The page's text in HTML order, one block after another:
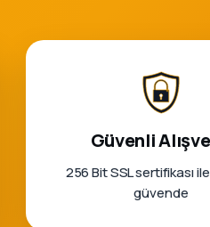
Güvenli
256 Bit SSL sertifikası ile
güvende